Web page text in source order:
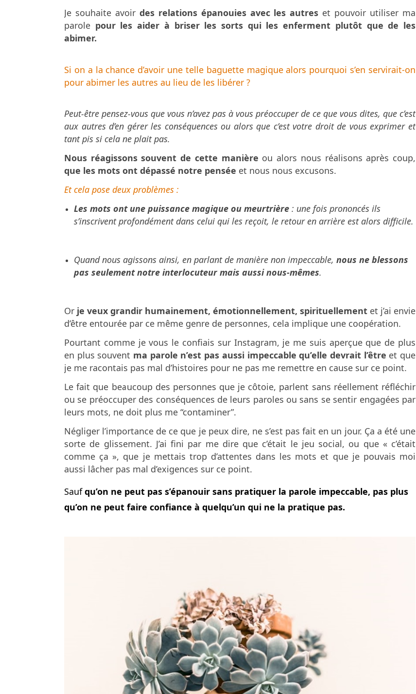
Je souhaite avoir des relations épanouies avec les autres et pouvoir utiliser ma
parole pour les aider à briser les sorts qui les enferment plutôt que de les
abimer.
Si on a la chance d’avoir une telle baguette magique alors pourquoi s’en servirait-on
pour abimer les autres au lieu de les libérer ?
Peut-être pensez-vous que vous n’avez pas à vous préoccuper de ce que vous dites, que c’est
aux autres d’en gérer les conséquences ou alors que c’est votre droit de vous exprimer et
tant pis si cela ne plait pas.
Nous réagissons souvent de cette manière ou alors nous réalisons après coup,
que les mots ont dépassé notre pensée et nous nous excusons.
Et cela pose deux problèmes :
Les mots ont une puissance magique ou meurtrière : une fois prononcés ils
s’inscrivent profondément dans celui qui les reçoit, le retour en arrière est alors difficile.
Quand nous agissons ainsi, en parlant de manière non impeccable, nous ne blessons
pas seulement notre interlocuteur mais aussi nous-mêmes.
Or je veux grandir humainement, émotionnellement, spirituellement et j’ai envie
d’être entourée par ce même genre de personnes, cela implique une coopération.
Pourtant comme je vous le confiais sur Instagram, je me suis aperçue que de plus
en plus souvent ma parole n’est pas aussi impeccable qu’elle devrait l’être et que
je me racontais pas mal d’histoires pour ne pas me remettre en cause sur ce point.
Le fait que beaucoup des personnes que je côtoie, parlent sans réellement réfléchir
ou se préoccuper des conséquences de leurs paroles ou sans se sentir engagées par
leurs mots, ne doit plus me “contaminer”.
Négliger l’importance de ce que je peux dire, ne s’est pas fait en un jour. Ça a été une
sorte de glissement. J’ai fini par me dire que c’était le jeu social, ou que « c’était
comme ça », que je mettais trop d’attentes dans les mots et que je pouvais moi
aussi lâcher pas mal d’exigences sur ce point.
Saufqu’on ne peut pas s’épanouir sans pratiquer la parole impeccable, pas plus
qu’on ne peut faire confiance à quelqu’un qui ne la pratique pas.